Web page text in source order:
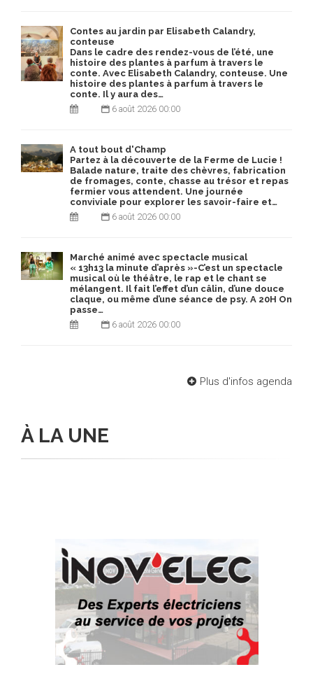
Contes au jardin par Elisabeth Calandry,
conteuse
Dans le cadre des rendez-vous de l’été, une
histoire des plantes à parfum à travers le
conte. Avec Elisabeth Calandry, conteuse. Une
histoire des plantes à parfum à travers le
conte. Il y aura des…
6 août 2026 00:00
A tout bout d'Champ
Partez à la découverte de la Ferme de Lucie !
Balade nature, traite des chèvres, fabrication
de fromages, conte, chasse au trésor et repas
fermier vous attendent. Une journée
conviviale pour explorer les savoir-faire et…
6 août 2026 00:00
Marché animé avec spectacle musical
« 13h13 la minute d’après »-C’est un spectacle
musical où le théâtre, le rap et le chant se
mélangent. Il fait l’effet d’un câlin, d’une douce
claque, ou même d’une séance de psy. A 20H On
passe…
6 août 2026 00:00
Plus d'infos agenda
À LA UNE